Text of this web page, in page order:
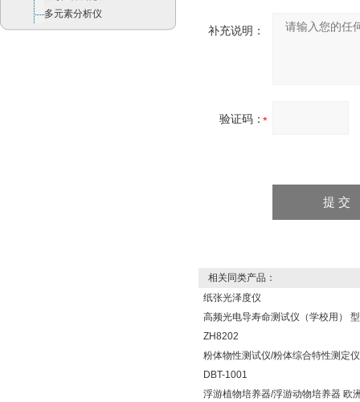
多元素分析仪
补充说明：
验证码：
相关同类产品：
纸张光泽度仪
高频光电导寿命测试仪（学校用）
ZH8202
粉体物性测试仪/粉体综合特性测定
DBT-1001
浮游植物培养器/浮游动物培养器 欧